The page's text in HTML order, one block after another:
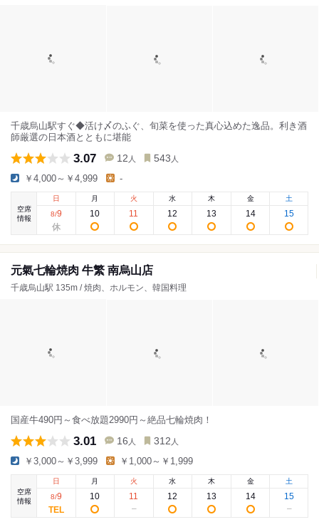
千歳烏山駅すぐ◆活け〆のふぐ、旬菜を使った真心込めた逸品。利き酒
師厳選の日本酒とともに堪能
3.07 12 人 543 人
￥4,000～￥4,999 -
空席
情報
日
8/9
月
10
火
11
水
12
木
13
金
14
土
15
元氣七輪焼肉 牛繁 南烏山店
千歳烏山駅 135m / 焼肉、ホルモン、韓国料理
国産牛490円～食べ放題2990円～絶品七輪焼肉！
3.01 16 人 312 人
￥3,000～￥3,999 ￥1,000～￥1,999
空席
情報
日
8/9
月
10
火
11
水
12
木
13
金
14
土
15